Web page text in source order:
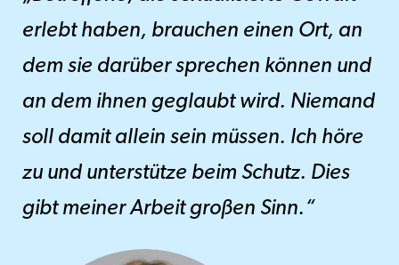
erlebt haben, brauchen einen Ort, an
dem sie darüber sprechen können und
an dem ihnen geglaubt wird. Niemand
soll damit allein sein müssen. Ich höre
zu und unterstütze beim Schutz. Dies
gibt meiner Arbeit großen Sinn.“